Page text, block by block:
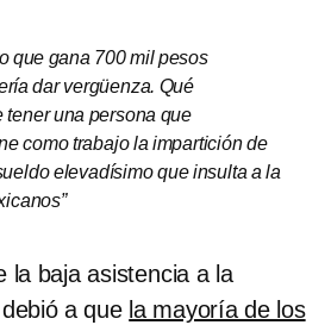
que gana 700 mil pesos
dar vergüenza. Qué
una persona que
como trabajo la impartición de
elevadísimo que insulta a la
la baja asistencia a la
a que la mayoría de los